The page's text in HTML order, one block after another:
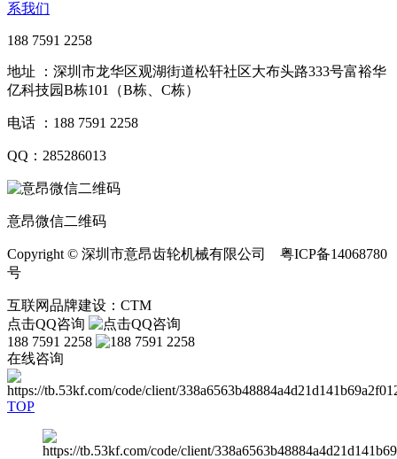
系我们
188 7591 2258
地址 ：深圳市龙华区观湖街道松轩社区大布头路333号富裕华
亿科技园B栋101（B栋、C栋）
电话 ：188 7591 2258
QQ：285286013
意昂微信二维码
Copyright © 深圳市意昂齿轮机械有限公司 粤ICP备14068780
号
互联网品牌建设：CTM
点击QQ咨询
188 7591 2258
在线咨询
TOP